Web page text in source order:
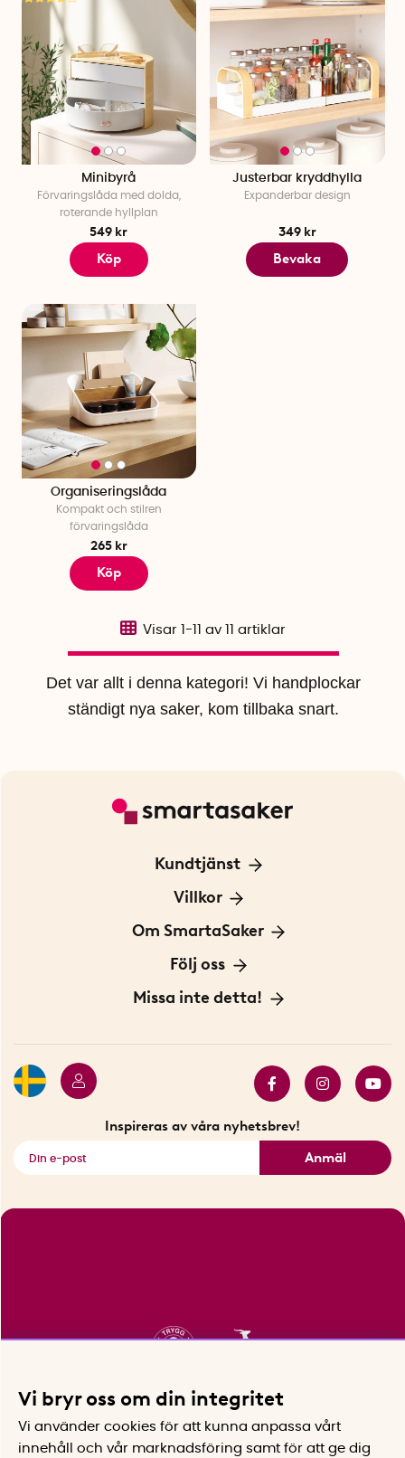
Minibyrå
Förvaringslåda med dolda,
roterande hyllplan
549 kr
Köp
Justerbar kryddhylla
Expanderbar design
349 kr
Bevaka
Organiseringslåda
Kompakt och stilren
förvaringslåda
265 kr
Köp
Det var allt i denna kategori! Vi handplockar
ständigt nya saker, kom tillbaka snart.
Visar 1-11 av artiklar
Kundtjänst
Kontakta oss
För Företag
Villkor
Frakt och leverans
Personuppgiftspolicy
Om SmartaSaker
Om oss
Vår historia
Följ oss
Blogg: Smarta tips
Missa inte detta!
Inspireras av våra nyhetsbrev!
Anmäl
Vi bryr oss om din integritet
Vi använder cookies för att kunna anpassa vårt
innehåll och vår marknadsföring samt för att ge dig